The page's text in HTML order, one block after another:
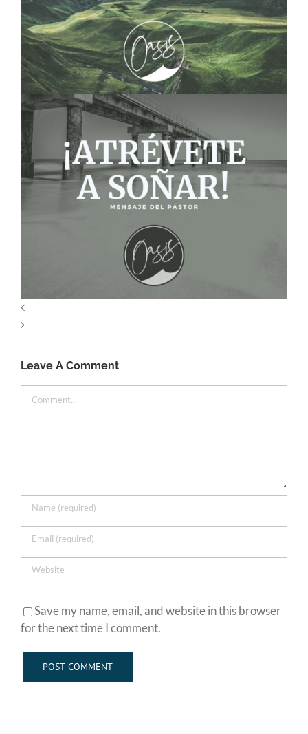
Leave A Comment
Comment
Save my name, email, and website in this browser
for the next time I comment.